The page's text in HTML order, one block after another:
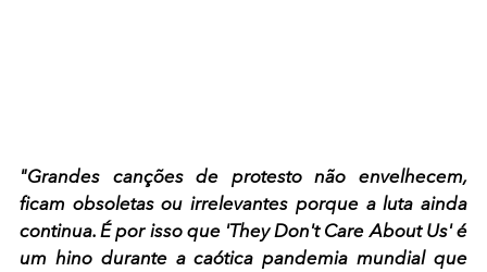
"Grandes canções de protesto não envelhecem,
ficam obsoletas ou irrelevantes porque a luta ainda
continua. É por isso que 'They Don't Care About Us' é
um hino durante a caótica pandemia mundial que